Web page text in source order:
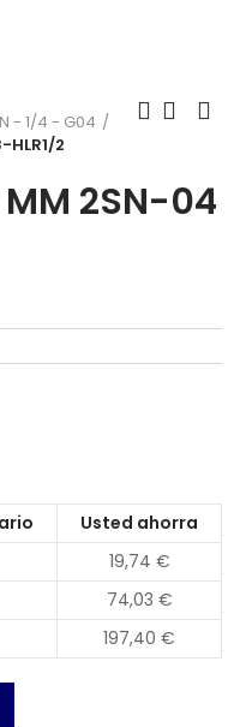
- 1/4 - G04
HLR1/2
MM 2SN-04
Usted ahorra
19,74 €
74,03 €
197,40 €